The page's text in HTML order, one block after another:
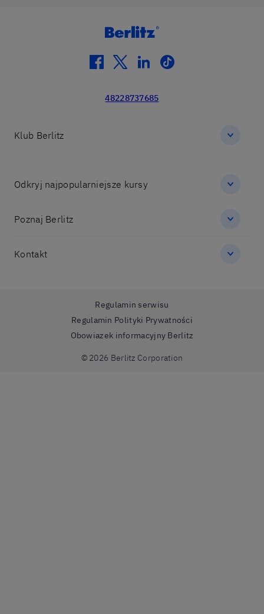
facebook
twitterlinkedin
tiktok
48228737685
Klub Berlitz
Odkryj najpopularniejsze kursy
Poznaj Berlitz
Kontakt
© 2026 Berlitz Corporation
Regulamin serwisu
Regulamin Polityki Prywatności
Obowiazek informacyjny Berlitz